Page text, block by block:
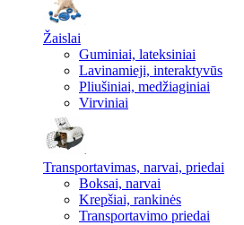
Žaislai
Guminiai, lateksiniai
Lavinamieji, interaktyvūs
Pliušiniai, medžiaginiai
Virviniai
Transportavimas, narvai, priedai
Boksai, narvai
Krepšiai, rankinės
Transportavimo priedai